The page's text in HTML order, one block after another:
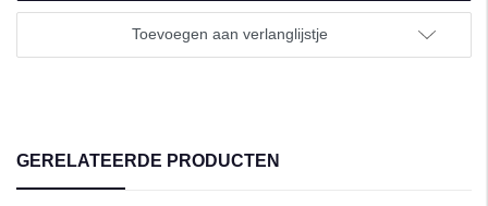
Toevoegen aan verlanglijstje
GERELATEERDE PRODUCTEN